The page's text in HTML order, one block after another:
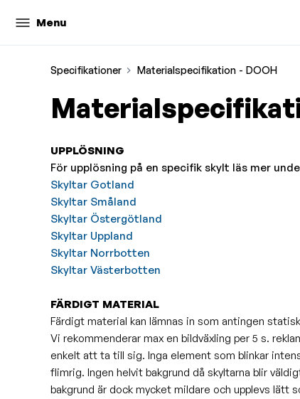
Menu
Specifikationer Materialspecifikation - DOOH
UPPLÖSNING
För upplösning på en specifik skylt läs mer
Skyltar Gotland
Skyltar Småland
Skyltar Östergötland
Skyltar Uppland
Skyltar Norrbotten
Skyltar Västerbotten
FÄRDIGT MATERIAL
Färdigt material kan lämnas in som antingen
Vi rekommenderar max en bildväxling per 5 s.
enkelt att ta till sig. Inga element som blinkar
flimrig. Ingen helvit bakgrund då skyltarna blir
bakgrund är dock mycket mildare och upplevs lätt